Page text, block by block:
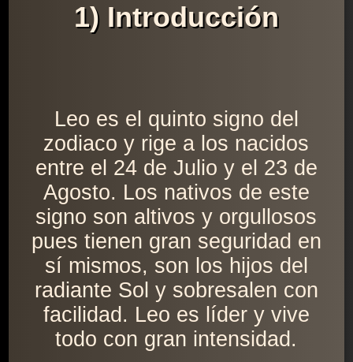
1) Introducción
Leo es el quinto signo del
zodiaco y rige a los nacidos
entre el 24 de Julio y el 23 de
Agosto. Los nativos de este
signo son altivos y orgullosos
pues tienen gran seguridad en
sí mismos, son los hijos del
radiante Sol y sobresalen con
facilidad. Leo es líder y vive
todo con gran intensidad.